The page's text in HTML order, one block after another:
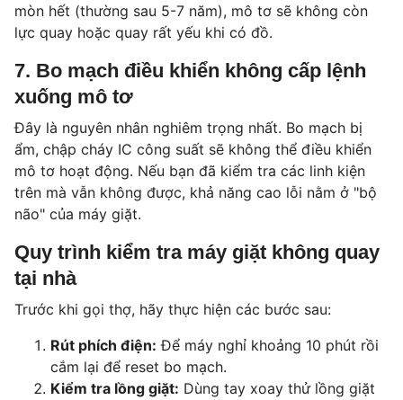
mòn hết (thường sau 5-7 năm), mô tơ sẽ không còn
lực quay hoặc quay rất yếu khi có đồ.
7. Bo mạch điều khiển không cấp lệnh
xuống mô tơ
Đây là nguyên nhân nghiêm trọng nhất. Bo mạch bị
ẩm, chập cháy IC công suất sẽ không thể điều khiển
mô tơ hoạt động. Nếu bạn đã kiểm tra các linh kiện
trên mà vẫn không được, khả năng cao lỗi nằm ở "bộ
não" của máy giặt.
Quy trình kiểm tra máy giặt không quay
tại nhà
Trước khi gọi thợ, hãy thực hiện các bước sau:
Rút phích điện: Để máy nghỉ khoảng 10 phút rồi
cắm lại để reset bo mạch.
Kiểm tra lồng giặt: Dùng tay xoay thử lồng giặt